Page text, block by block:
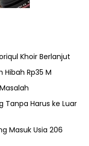
Khoir Berlanjut
Hibah Rp35 M
Tanpa Harus ke Luar
Masuk Usia 206